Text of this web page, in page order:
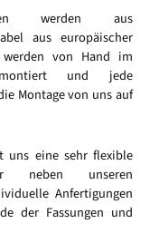
werden aus
aus europäischer
werden von Hand im
und jede
Montage von uns auf
uns eine sehr flexible
neben unseren
Anfertigungen
der Fassungen und